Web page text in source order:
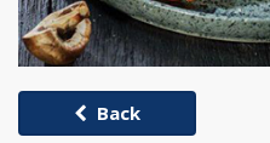
Back